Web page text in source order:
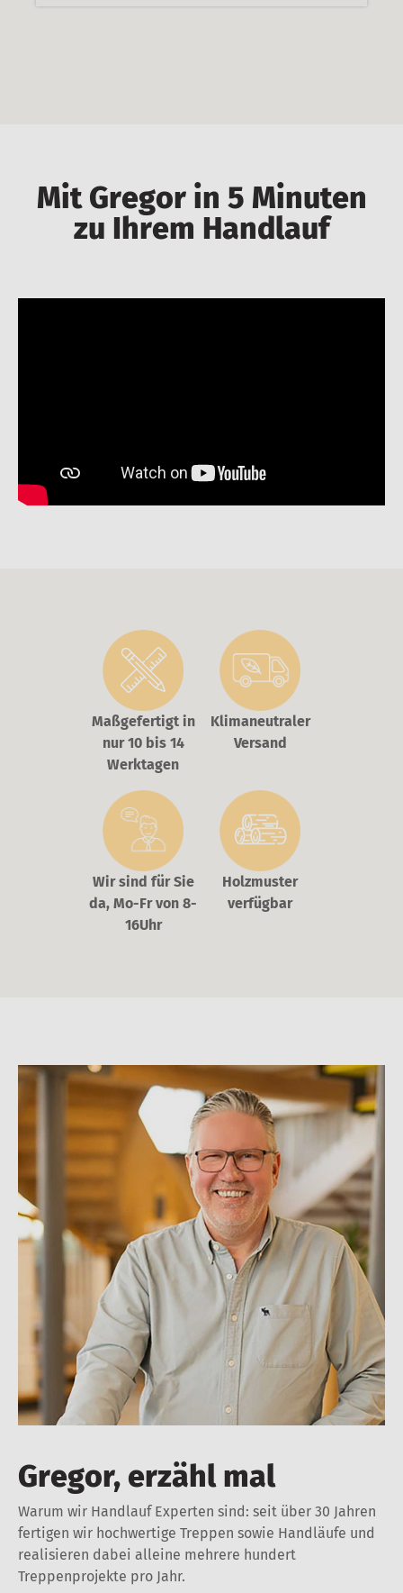
Mit Gregor in 5 Minuten
zu Ihrem Handlauf
Maßgefertigt in
nur 10 bis 14
Werktagen
Klimaneutraler
Versand
Wir sind für Sie
da, Mo-Fr von 8-
16Uhr
Holzmuster
verfügbar
Gregor, erzähl mal
Warum wir Handlauf Experten sind: seit über 30 Jahren
fertigen wir hochwertige Treppen sowie Handläufe und
realisieren dabei alleine mehrere hundert
Treppenprojekte pro Jahr.